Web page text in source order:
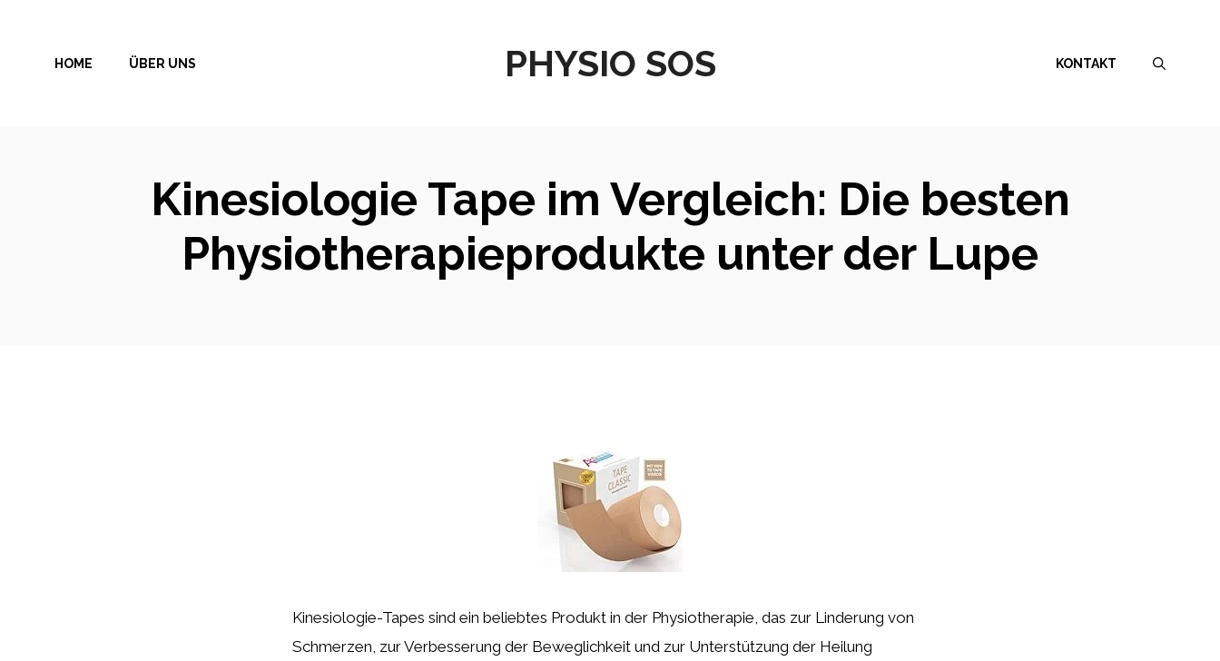
springen
PHYSIO SOS
HOME ÜBER UNS KONTAKT
Kinesiologie Tape im Vergleich: Die besten
Physiotherapieprodukte unter der Lupe
Kinesiologie-Tapes sind ein beliebtes Produkt in der Physiotherapie, das zur Linderung von
Schmerzen, zur Verbesserung der Beweglichkeit und zur Unterstützung der Heilung